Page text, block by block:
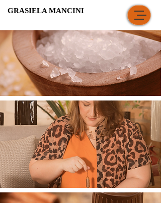
GRASIELA MANCINI